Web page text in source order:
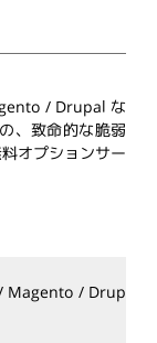
/ Drupal な
、致命的な脆弱
オプションサー
Magento / Drup